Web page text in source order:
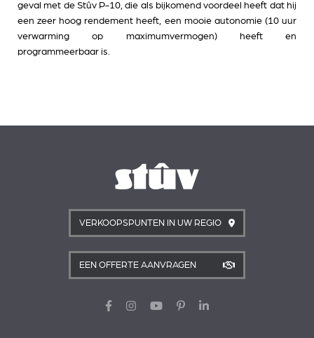
geval met de Stûv P-10, die als bijkomend voordeel heeft dat hij
een zeer hoog rendement heeft, een mooie autonomie (10 uur
verwarming op maximumvermogen) heeft en
programmeerbaar is.
VERKOOPSPUNTEN IN UW REGIO
EEN OFFERTE AANVRAGEN